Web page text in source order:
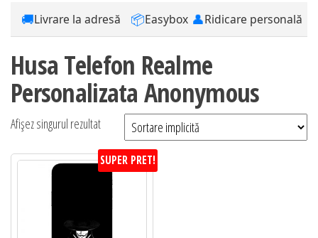
🚚Livrare la adresă 📦Easybox 👤Ridicare personală
Husa Telefon Realme
Personalizata Anonymous
Afișez singurul rezultat
SUPER PRET!